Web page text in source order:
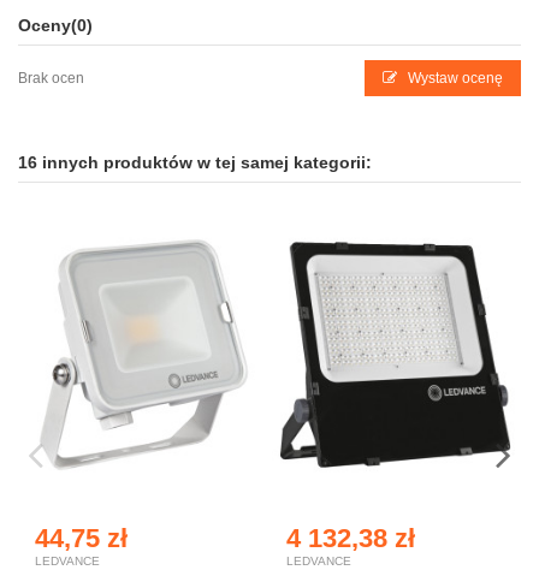
Oceny(0)
Brak ocen Wystaw ocenę
16 innych produktów w tej samej kategorii:
44,75 zł
LEDVANCE
4 132,38 zł
LEDVANCE